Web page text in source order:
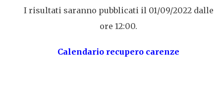
I risultati saranno pubblicati il 01/09/2022 dalle
ore 12:00.
Calendario recupero carenze